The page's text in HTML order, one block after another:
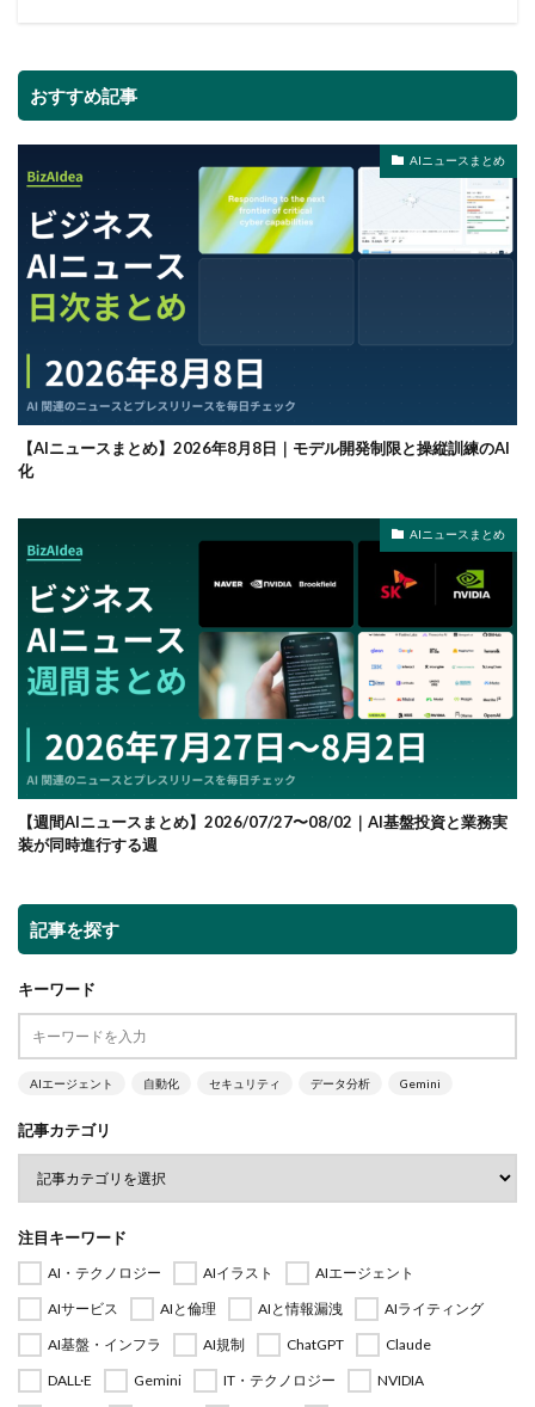
おすすめ記事
AIニュースまとめ
【AIニュースまとめ】2026年8月8日｜モデル開発制限と操縦訓練のAI
化
AIニュースまとめ
【週間AIニュースまとめ】2026/07/27〜08/02｜AI基盤投資と業務実
装が同時進行する週
記事を探す
キーワード
AIエージェント 自動化 セキュリティ データ分析 Gemini
記事カテゴリ
注目キーワード
AI・テクノロジー AIイラスト
AIエージェント
AIサービス
AIと倫理 AIと情報漏洩
AIライティング
AI基盤・インフラ
AI規制 ChatGPT
Claude
DALL·E
Gemini IT・テクノロジー
NVIDIA